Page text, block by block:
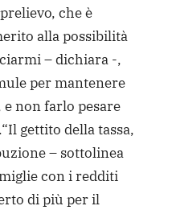
che è
alla possibilità
– dichiara -,
per mantenere
non farlo pesare
“Il gettito della tassa,
– sottolinea
con i redditi
di più per il